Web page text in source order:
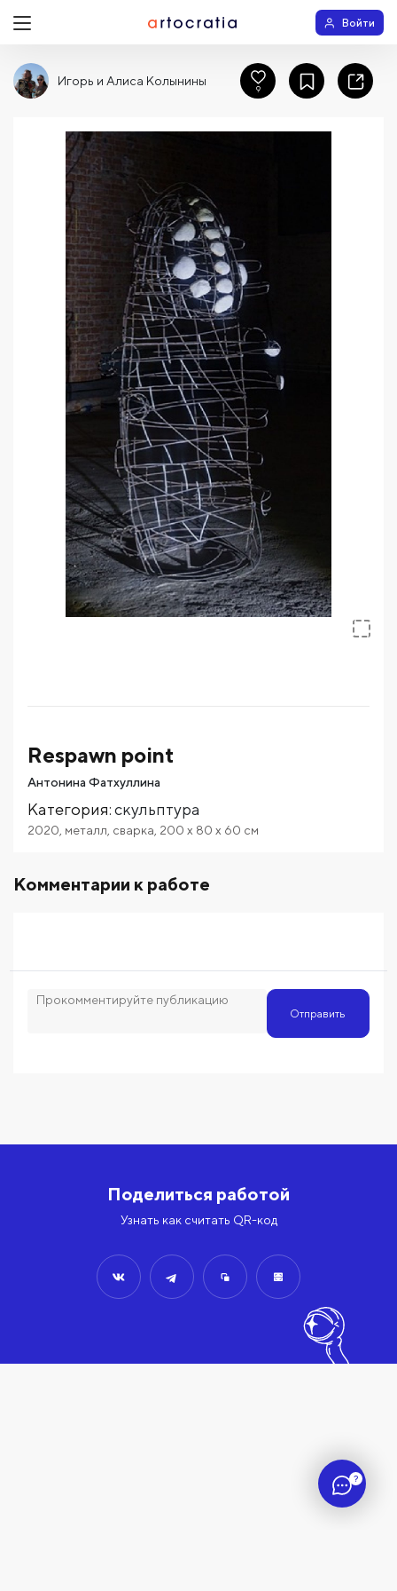
?
Войти
Respawn point
Антонина Фатхуллина
Категория:скульптура
2020 металл сварка 200 x 80 x 60 см
Комментарии к работе
Отправить
Игорь и Алиса Колынины
9
Поделиться работой
Узнать как считать QR-код